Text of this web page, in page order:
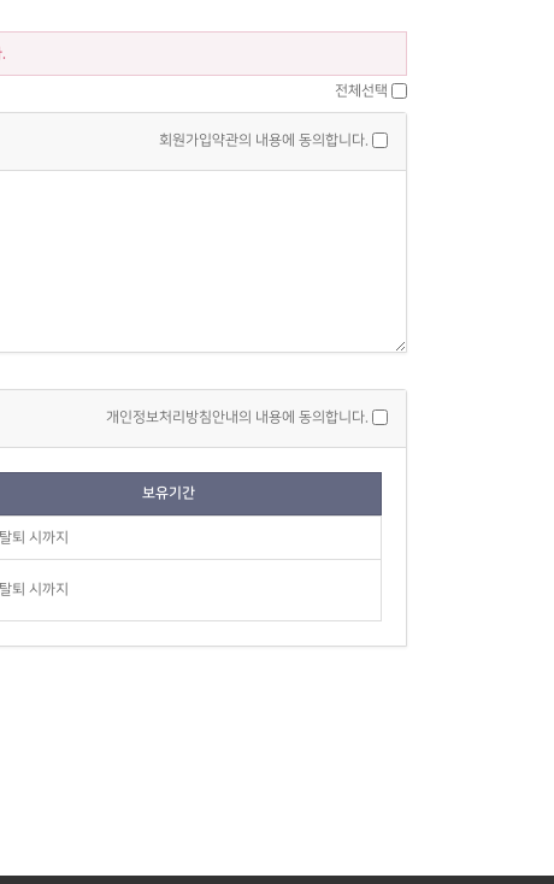
전체선택
회원가입약관의 내용에 동의합니다.
보유기간
퇴 시까지
퇴 시까지
개인정보처리방침안내의 내용에 동의합니다.